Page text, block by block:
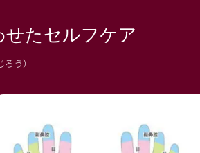
せたセルフケア
う）